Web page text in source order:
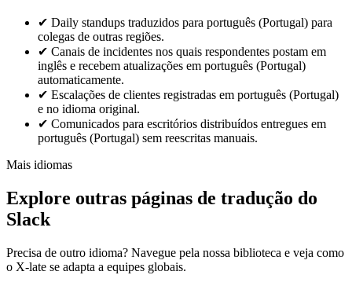
✔ Daily standups traduzidos para português (Portugal) para
colegas de outras regiões.
✔ Canais de incidentes nos quais respondentes postam em
inglês e recebem atualizações em português (Portugal)
automaticamente.
✔ Escalações de clientes registradas em português (Portugal)
e no idioma original.
✔ Comunicados para escritórios distribuídos entregues em
português (Portugal) sem reescritas manuais.
Mais idiomas
Explore outras páginas de tradução do
Slack
Precisa de outro idioma? Navegue pela nossa biblioteca e veja como
o X-late se adapta a equipes globais.